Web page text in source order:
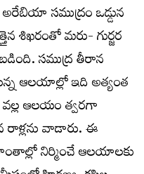
సముద్రం ఒడ్డున
శిఖరంతో మరు- గుర్జర
సముద్ర తీరాన
ఆలయాల్లో ఇది అత్యంత
ఆలయం త్వరగా
వాడారు. ఈ
నిర్మించే ఆలయాలకు